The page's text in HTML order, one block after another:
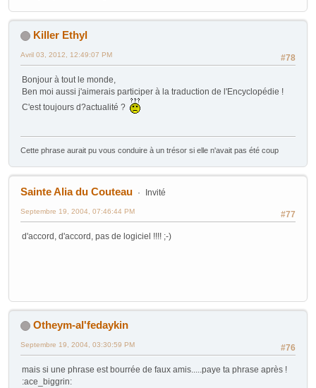
Killer Ethyl
#78
Avril 03, 2012, 12:49:07 PM
Bonjour à tout le monde,
Ben moi aussi j'aimerais participer à la traduction de l'Encyclopédie !
C'est toujours d?actualité ?
Cette phrase aurait pu vous conduire à un trésor si elle n'avait pas été coup
Sainte Alia du Couteau Invité
#77
Septembre 19, 2004, 07:46:44 PM
d'accord, d'accord, pas de logiciel !!!! ;-)
Otheym-al'fedaykin
#76
Septembre 19, 2004, 03:30:59 PM
mais si une phrase est bourrée de faux amis.....paye ta phrase après !
:ace_biggrin: